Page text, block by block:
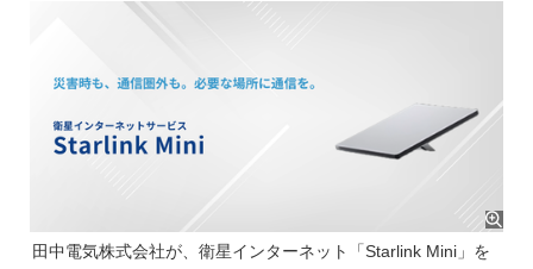
田中電気株式会社が、衛星インターネット「Starlink Mini」を